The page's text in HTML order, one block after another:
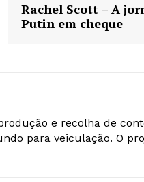
Rachel Scott – A
Putin em cheque
e recolha de
para veiculação. O